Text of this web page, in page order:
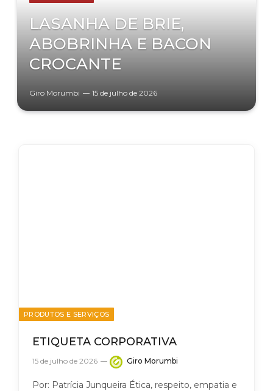
LASANHA DE BRIE,
ABOBRINHA E BACON
CROCANTE
Giro Morumbi 15 de julho de 2026
PRODUTOS E SERVIÇOS
ETIQUETA CORPORATIVA
15 de julho de 2026 Giro Morumbi
Por: Patrícia Junqueira Ética, respeito, empatia e